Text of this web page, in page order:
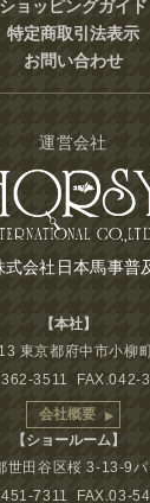
ショッピングガイド
特定商取引法表示
お問い合わせ
運営会社
式会社日本馬事普
【本社】
東京都府中市小柳
3511 FAX.042-
会社概要
【ショールーム】
世田谷区桜 3-13-9
7311 FAX.03-